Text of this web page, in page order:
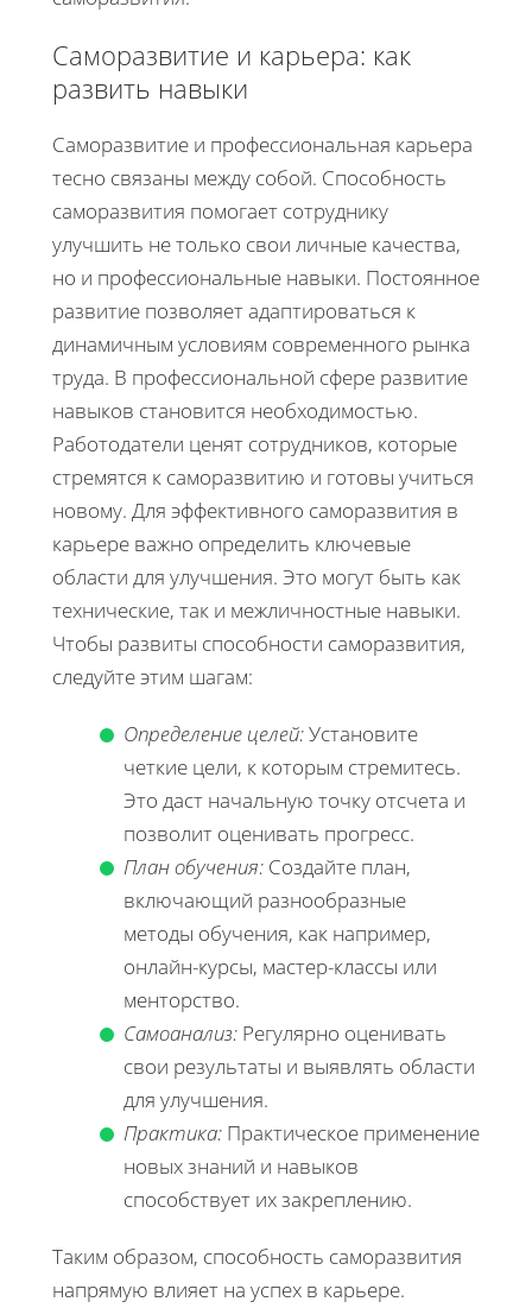
Саморазвитие и карьера: как
развить навыки
Саморазвитие и профессиональная карьера
тесно связаны между собой. Способность
саморазвития помогает сотруднику
улучшить не только свои личные качества,
но и профессиональные навыки. Постоянное
развитие позволяет адаптироваться к
динамичным условиям современного рынка
труда. В профессиональной сфере развитие
навыков становится необходимостью.
Работодатели ценят сотрудников, которые
стремятся к саморазвитию и готовы учиться
новому. Для эффективного саморазвития в
карьере важно определить ключевые
области для улучшения. Это могут быть как
технические, так и межличностные навыки.
Чтобы развиты способности саморазвития,
следуйте этим шагам:
Определение целей:Установите
четкие цели, к которым стремитесь.
Это даст начальную точку отсчета и
позволит оценивать прогресс.
План обучения: Создайте план,
включающий разнообразные
методы обучения, как например,
онлайн-курсы, мастер-классы или
менторство.
Самоанализ: Регулярно оценивать
свои результаты и выявлять области
для улучшения.
Практика: Практическое применение
новых знаний и навыков
способствует их закреплению.
Таким образом, способность саморазвития
напрямую влияет на успех в карьере.